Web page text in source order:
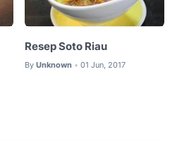
Resep Soto Riau
By Unknown • 01 Jun, 2017